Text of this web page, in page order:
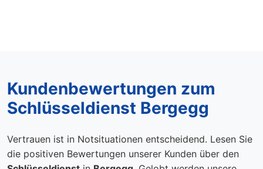
Kundenbewertungen zum
Schlüsseldienst Bergegg
Vertrauen ist in Notsituationen entscheidend. Lesen Sie
die positiven Bewertungen unserer Kunden über den